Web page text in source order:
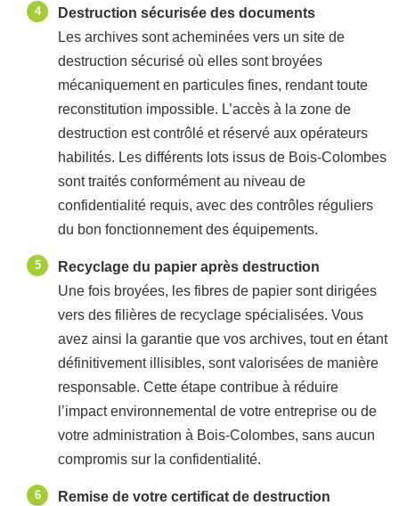
Destruction sécurisée des documents
Les archives sont acheminées vers un site de
destruction sécurisé où elles sont broyées
mécaniquement en particules fines, rendant toute
reconstitution impossible. L’accès à la zone de
destruction est contrôlé et réservé aux opérateurs
habilités. Les différents lots issus de Bois-Colombes
sont traités conformément au niveau de
confidentialité requis, avec des contrôles réguliers
du bon fonctionnement des équipements.
Recyclage du papier après destruction
Une fois broyées, les fibres de papier sont dirigées
vers des filières de recyclage spécialisées. Vous
avez ainsi la garantie que vos archives, tout en étant
définitivement illisibles, sont valorisées de manière
responsable. Cette étape contribue à réduire
l’impact environnemental de votre entreprise ou de
votre administration à Bois-Colombes, sans aucun
compromis sur la confidentialité.
Remise de votre certificat de destruction